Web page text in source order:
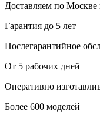
Доставляем по
Гарантия до 5 лет
Послегарантийное
От 5 рабочих дней
Оперативно
Более 600 моделей